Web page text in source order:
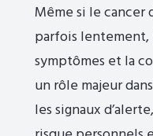
Même si le cancer
parfois
symptômes et la
un rôle majeur
les signaux